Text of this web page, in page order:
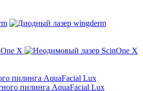
X
пилинга AquaFacial Lux